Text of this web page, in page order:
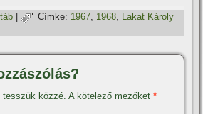
| Címke: 1967, 1968, Lakat Károly
közzé. A kötelező mezőket*